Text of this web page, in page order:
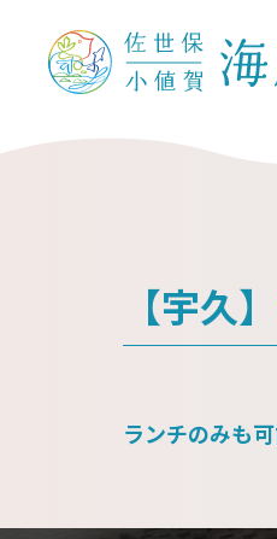
【宇久
ランチのみも